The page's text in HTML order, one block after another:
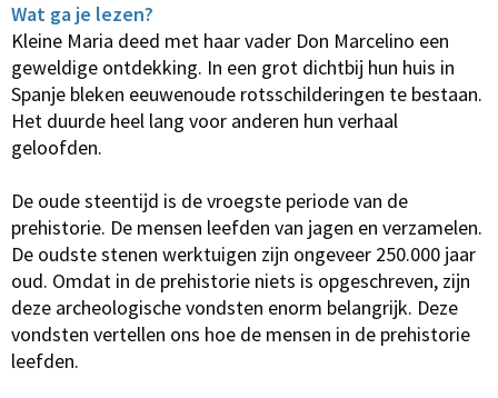
Wat ga je lezen?
Kleine Maria deed met haar vader Don Marcelino een
geweldige ontdekking. In een grot dichtbij hun huis in
Spanje bleken eeuwenoude rotsschilderingen te bestaan.
Het duurde heel lang voor anderen hun verhaal
geloofden.
De oude steentijd is de vroegste periode van de
prehistorie. De mensen leefden van jagen en verzamelen.
De oudste stenen werktuigen zijn ongeveer 250.000 jaar
oud. Omdat in de prehistorie niets is opgeschreven, zijn
deze archeologische vondsten enorm belangrijk. Deze
vondsten vertellen ons hoe de mensen in de prehistorie
leefden.